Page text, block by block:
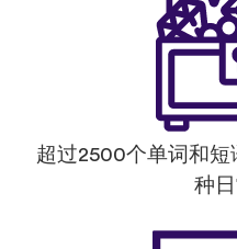
超过2500个单词和短
种